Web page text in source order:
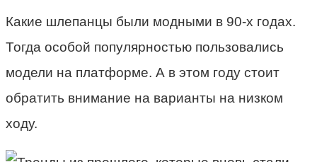
Какие шлепанцы были модными в 90-х годах.
Тогда особой популярностью пользовались
модели на платформе. А в этом году стоит
обратить внимание на варианты на низком
ходу.